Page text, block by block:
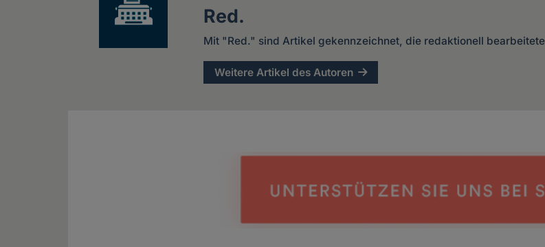
Red.
Mit "Red." sind Artikel gekennzeichnet, die redaktionell
Weitere Artikel des Autoren